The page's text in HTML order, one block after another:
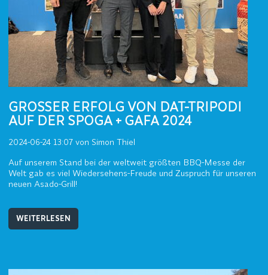
GROSSER ERFOLG VON DAT-TRIPODI A
UF DER SPOGA + GAFA 2024
2024-06-24 13:07 von Simon Thiel
Auf unserem Stand bei der weltweit größten BBQ-Messe der
Welt gab es viel Wiedersehens-Freude und Zuspruch für unseren
neuen Asado-Grill!
WEITERLESEN